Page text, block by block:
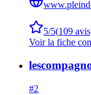
5/5(109
Voir la fiche
#2